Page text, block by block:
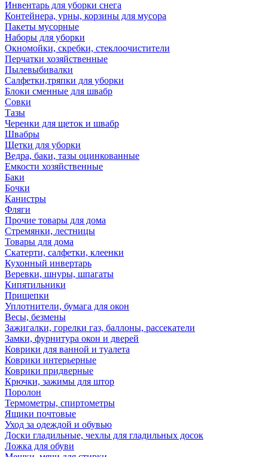
Инвентарь для уборки снега
Контейнера, урны, корзины для мусора
Пакеты мусорные
Наборы для уборки
Окномойки, скребки, стеклоочистители
Перчатки хозяйственные
Пылевыбивалки
Салфетки,тряпки для уборки
Блоки сменные для швабр
Совки
Тазы
Черенки для щеток и швабр
Швабры
Щетки для уборки
Ведра, баки, тазы оцинкованные
Емкости хозяйственные
Баки
Бочки
Канистры
Фляги
Прочие товары для дома
Стремянки, лестницы
Товары для дома
Скатерти, салфетки, клеенки
Кухонный инвертарь
Веревки, шнуры, шпагаты
Кипятильники
Прищепки
Уплотнители, бумага для окон
Весы, безмены
Зажигалки, горелки газ, баллоны, рассекатели
Замки, фурнитура окон и дверей
Коврики для ванной и туалета
Коврики интерьерные
Коврики придверные
Крючки, зажимы для штор
Поролон
Термометры, спиртометры
Ящики почтовые
Уход за одеждой и обувью
Доски гладильные, чехлы для гладильных досок
Ложка для обуви